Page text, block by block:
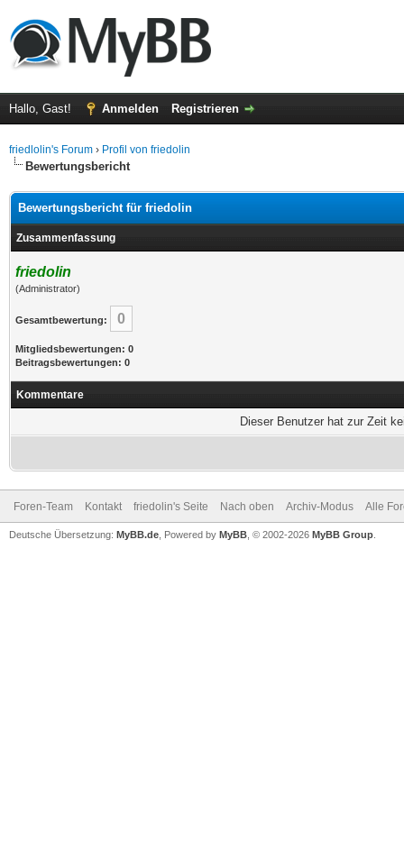
Hallo, Gast! Anmelden Registrieren
friedlolin's Forum › Profil von friedolin
Bewertungsbericht
Bewertungsbericht für friedolin
Zusammenfassung
friedolin
(Administrator)
Gesamtbewertung: 0
Mitgliedsbewertungen: 0
Beitragsbewertungen: 0
Kommentare
Dieser Benutzer hat zur Zeit
Foren-Team Kontakt friedolin's Seite Nach oben Archiv-Modus Alle
Deutsche Übersetzung: MyBB.de , Powered by MyBB , © 2002-2026 MyBB Group